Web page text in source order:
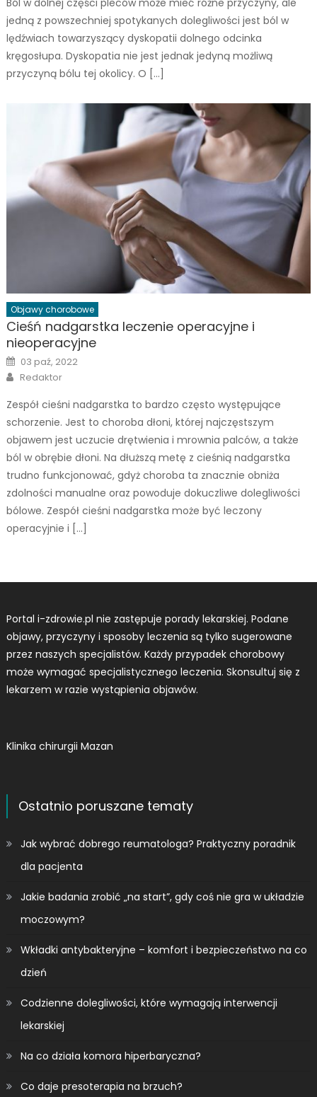
Ból w dolnej części pleców może mieć różne przyczyny, ale
jedną z powszechniej spotykanych dolegliwości jest ból w
lędźwiach towarzyszący dyskopatii dolnego odcinka
kręgosłupa. Dyskopatia nie jest jednak jedyną możliwą
przyczyną bólu tej okolicy. O […]
Objawy chorobowe
Cieśń nadgarstka leczenie operacyjne i
nieoperacyjne
Posted
on
03 paź, 2022
Author
Redaktor
Zespół cieśni nadgarstka to bardzo często występujące
schorzenie. Jest to choroba dłoni, której najczęstszym
objawem jest uczucie drętwienia i mrownia palców, a także
ból w obrębie dłoni. Na dłuższą metę z cieśnią nadgarstka
trudno funkcjonować, gdyż choroba ta znacznie obniża
zdolności manualne oraz powoduje dokuczliwe dolegliwości
bólowe. Zespół cieśni nadgarstka może być leczony
operacyjnie i […]
Portal i-zdrowie.pl nie zastępuje porady lekarskiej. Podane
objawy, przyczyny i sposoby leczenia są tylko sugerowane
przez naszych specjalistów. Każdy przypadek chorobowy
może wymagać specjalistycznego leczenia. Skonsultuj się z
lekarzem w razie wystąpienia objawów.
Klinika chirurgii Mazan
Ostatnio poruszane tematy
Jak wybrać dobrego reumatologa? Praktyczny poradnik
dla pacjenta
Jakie badania zrobić „na start”, gdy coś nie gra w układzie
moczowym?
Wkładki antybakteryjne – komfort i bezpieczeństwo na co
dzień
Codzienne dolegliwości, które wymagają interwencji
lekarskiej
Na co działa komora hiperbaryczna?
Co daje presoterapia na brzuch?